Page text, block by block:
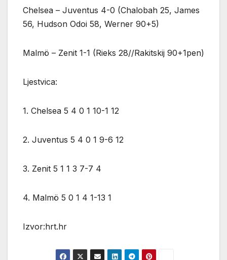
Chelsea – Juventus 4-0 (Chalobah 25, James
56, Hudson Odoi 58, Werner 90+5)
Malmö – Zenit 1-1 (Rieks 28//Rakitskij 90+1pen)
Ljestvica:
1. Chelsea 5 4 0 1 10-1 12
2. Juventus 5 4 0 1 9-6 12
3. Zenit 5 1 1 3 7-7 4
4. Malmö 5 0 1 4 1-13 1
Izvor:hrt.hr